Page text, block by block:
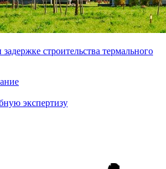
строительства термального
экспертизу